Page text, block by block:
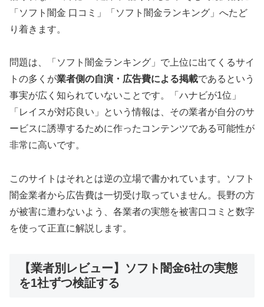
「ソフト闇金 口コミ」「ソフト闇金ランキング」へたど
り着きます。
問題は、「ソフト闇金ランキング」で上位に出てくるサイ
トの多くが業者側の自演・広告費による掲載であるという
事実が広く知られていないことです。「ハナビが1位」
「レイスが対応良い」という情報は、その業者が自分のサ
ービスに誘導するために作ったコンテンツである可能性が
非常に高いです。
このサイトはそれとは逆の立場で書かれています。ソフト
闇金業者から広告費は一切受け取っていません。長野の方
が被害に遭わないよう、各業者の実態を被害口コミと数字
を使って正直に解説します。
【業者別レビュー】ソフト闇金6社の実態
を1社ずつ検証する